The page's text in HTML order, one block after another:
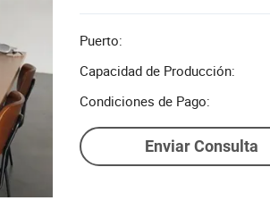
Puerto:
Capacidad de Producción:
Condiciones de Pago:
Enviar Consulta